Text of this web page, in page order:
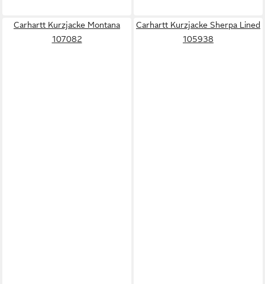
Carhartt Kurzjacke Montana
107082
Carhartt Kurzjacke Sherpa Lined
105938